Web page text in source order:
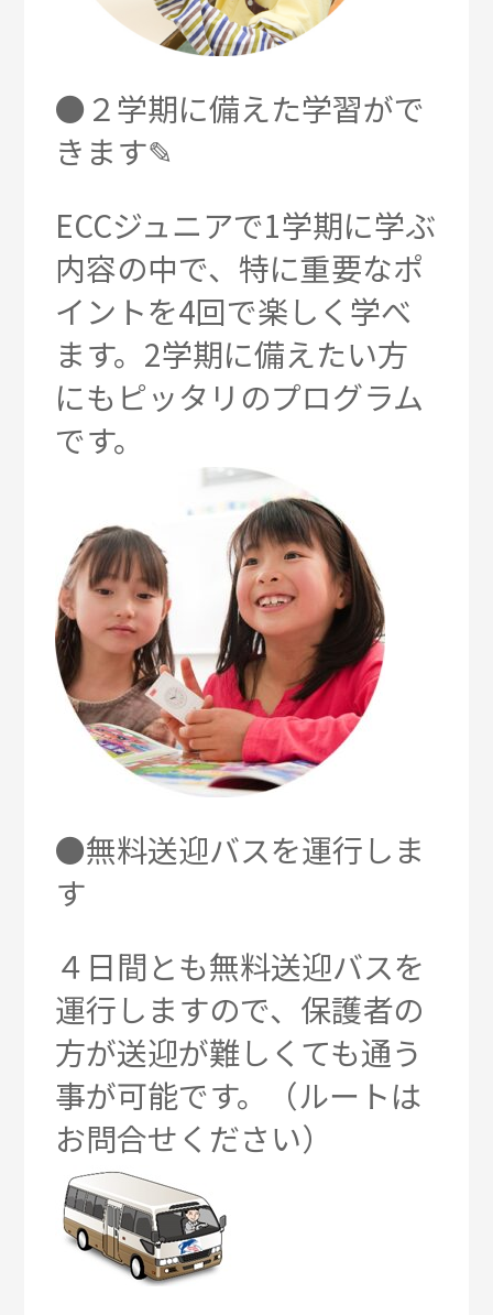
●２学期に備えた学習がで
きます✎
ECCジュニアで1学期に学ぶ
内容の中で、特に重要なポ
イントを4回で楽しく学べ
ます。2学期に備えたい方
にも ピッタリのプログラム
です。
●無料送迎バスを運行しま
す
４日間とも無料送迎バスを
運行しますので、保護者の
方が送迎が難しくても通う
事が可能です。（ルートは
お問合せください）